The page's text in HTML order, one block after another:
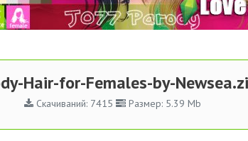
Hair-for-Females-by-
Скачиваний: 7415 Размер: 5.39 Mb